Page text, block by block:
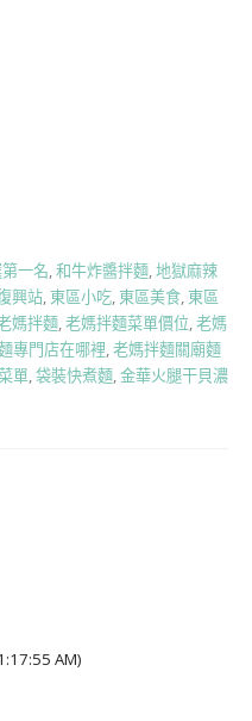
一名,和牛炸醬拌麵,地獄麻辣
興站, 東區小吃, 東區美食, 東區
媽拌麵,老媽拌麵菜單價位,老媽
專門店在哪裡,老媽拌麵關廟麵
單,袋裝快煮麵,金華火腿干貝濃
AM)